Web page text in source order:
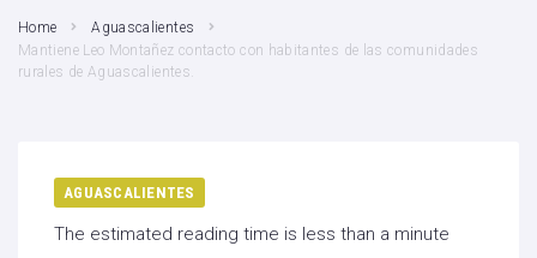
Home
Aguascalientes
Mantiene Leo Montañez contacto con habitantes de las comunidades
rurales de Aguascalientes.
AGUASCALIENTES
The estimated reading time is less than a minute